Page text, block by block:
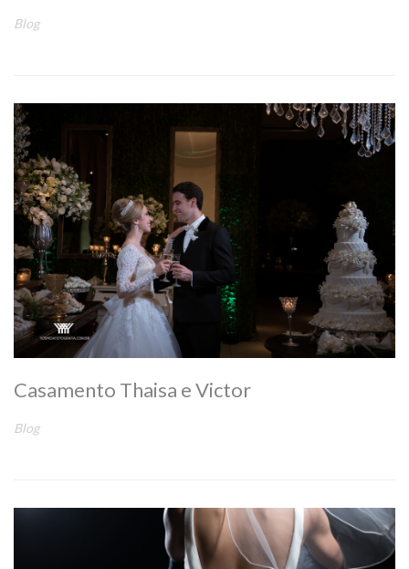
Blog
Casamento Thaisa e Victor
Blog